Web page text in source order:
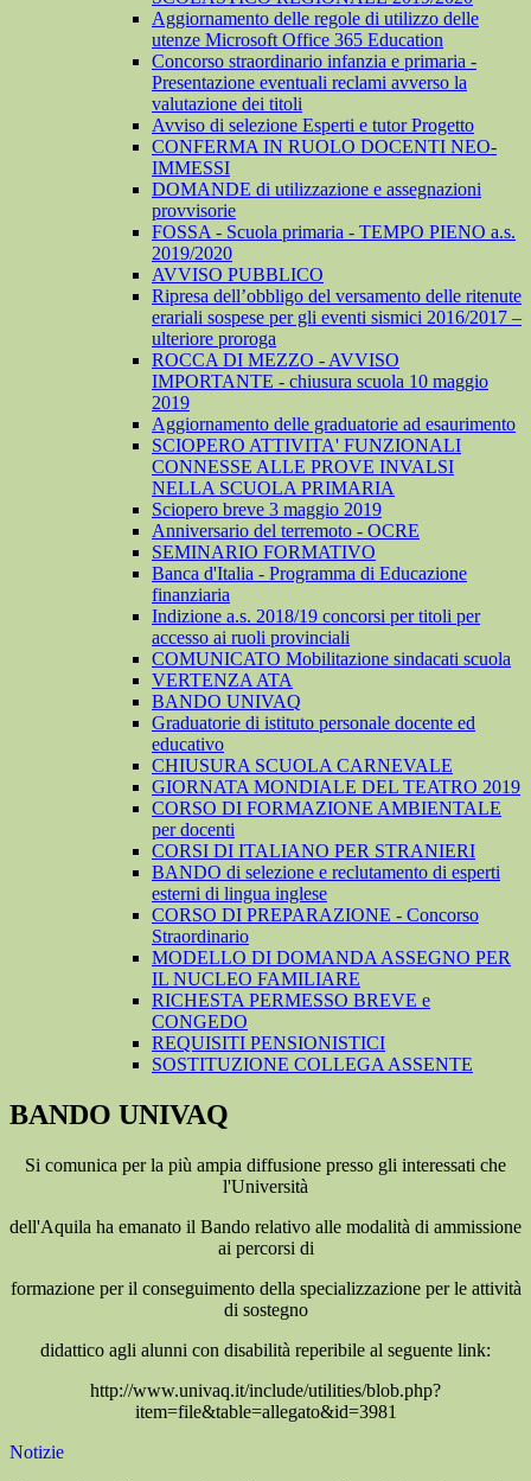
Aggiornamento delle regole di utilizzo delle
utenze Microsoft Office 365 Education
Concorso straordinario infanzia e primaria -
Presentazione eventuali reclami avverso la
valutazione dei titoli
Avviso di selezione Esperti e tutor Progetto
CONFERMA IN RUOLO DOCENTI NEO-
IMMESSI
DOMANDE di utilizzazione e assegnazioni
provvisorie
FOSSA - Scuola primaria - TEMPO PIENO a.s.
2019/2020
AVVISO PUBBLICO
Ripresa dell’obbligo del versamento delle ritenute
erariali sospese per gli eventi sismici 2016/2017 –
ulteriore proroga
ROCCA DI MEZZO - AVVISO
IMPORTANTE - chiusura scuola 10 maggio
2019
Aggiornamento delle graduatorie ad esaurimento
SCIOPERO ATTIVITA' FUNZIONALI
CONNESSE ALLE PROVE INVALSI
NELLA SCUOLA PRIMARIA
Sciopero breve 3 maggio 2019
Anniversario del terremoto - OCRE
SEMINARIO FORMATIVO
Banca d'Italia - Programma di Educazione
finanziaria
Indizione a.s. 2018/19 concorsi per titoli per
accesso ai ruoli provinciali
COMUNICATO Mobilitazione sindacati scuola
VERTENZA ATA
BANDO UNIVAQ
Graduatorie di istituto personale docente ed
educativo
CHIUSURA SCUOLA CARNEVALE
GIORNATA MONDIALE DEL TEATRO 2019
CORSO DI FORMAZIONE AMBIENTALE
per docenti
CORSI DI ITALIANO PER STRANIERI
BANDO di selezione e reclutamento di esperti
esterni di lingua inglese
CORSO DI PREPARAZIONE - Concorso
Straordinario
MODELLO DI DOMANDA ASSEGNO PER
IL NUCLEO FAMILIARE
RICHESTA PERMESSO BREVE e
CONGEDO
REQUISITI PENSIONISTICI
SOSTITUZIONE COLLEGA ASSENTE
BANDO UNIVAQ
Si comunica per la più ampia diffusione presso gli interessati che
l'Università
dell'Aquila ha emanato il Bando relativo alle modalità di ammissione
ai percorsi di
formazione per il conseguimento della specializzazione per le attività
di sostegno
didattico agli alunni con disabilità reperibile al seguente link:
http://www.univaq.it/include/utilities/blob.php?
item=file&table=allegato&id=3981
Notizie